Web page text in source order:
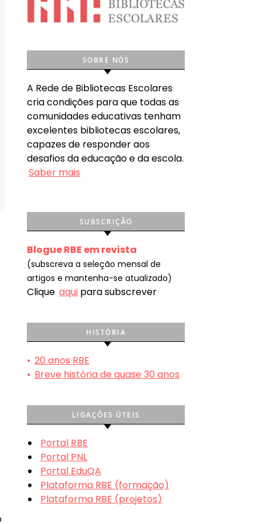
SOBRE NÓS
A Rede de Bibliotecas Escolares
cria condições para que todas as
comunidades educativas tenham
excelentes bibliotecas escolares,
capazes de responder aos
desafios da educação e da escola.
Saber mais
SUBSCRIÇÃO
Blogue RBE em revista
(subscreva a seleção mensal de
artigos e mantenha-se atualizado)
Clique aqui para subscrever
HISTÓRIA
• 20 anos RBE
• Breve história de quase 30 anos
LIGAÇÕES ÚTEIS
Portal RBE
Portal PNL
Portal EduQA
Plataforma RBE (formação)
Plataforma RBE (projetos)